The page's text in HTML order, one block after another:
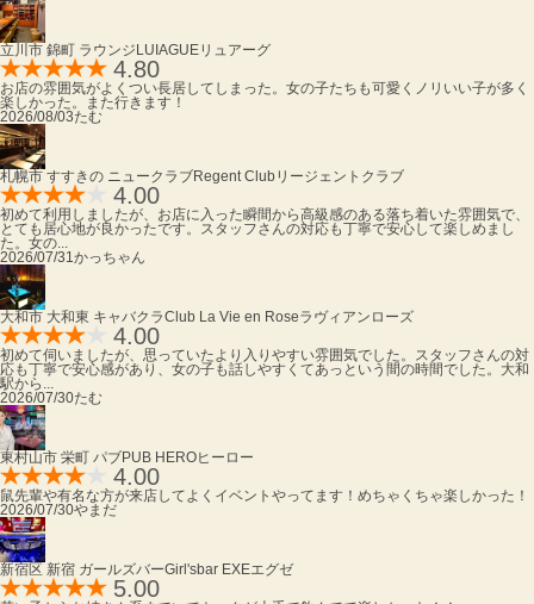
立川市 錦町 ラウンジ LUIAGUE リュアーグ
4.80
お店の雰囲気がよくつい長居してしまった。女の子たちも可愛くノリいい子が多く
楽しかった。また行きます！
2026/08/03たむ
札幌市 すすきの ニュークラブRegent Club リージェントクラブ
4.00
初めて利用しましたが、お店に入った瞬間から高級感のある落ち着いた雰囲気で、
とても居心地が良かったです。スタッフさんの対応も丁寧で安心して楽しめまし
た。女の...
2026/07/31かっちゃん
大和市 大和東 キャバクラClub La Vie en Roseラヴィアンローズ
4.00
初めて伺いましたが、思っていたより入りやすい雰囲気でした。スタッフさんの対
応も丁寧で安心感があり、女の子も話しやすくてあっという間の時間でした。大和
駅から...
2026/07/30たむ
東村山市 栄町 パブPUB HEROヒーロー
4.00
鼠先輩や有名な方が来店してよくイベントやってます！めちゃくちゃ楽しかった！
2026/07/30やまだ
新宿区 新宿 ガールズバーGirl'sbar EXEエグゼ
5.00